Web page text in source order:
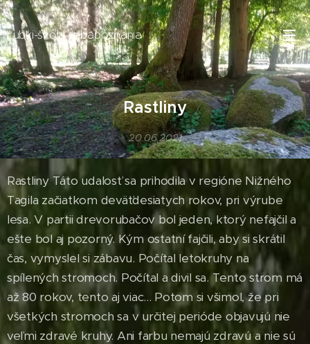
Ľubki-škola sebapoznania
Rastliny
20.06.2021
Rastliny Táto udalosť sa prihodila v regióne Nižného
Tagila začiatkom deväťdesiatych rokov, pri výrube
lesa. V partii drevorubačov bol jeden, ktorý nefajčil a
ešte bol aj pozorný. Kým ostatní fajčili, aby si skrátil
čas, vymyslel si zábavu. Počítal letokruhy na
spílených stromoch. Počítal a divil sa. Tento strom má
až 80 rokov, tento aj viac... Potom si všimol, že pri
všetkých stromoch sa v určitej perióde objavujú nie
veľmi zdravé kruhy. Ani farbu nemajú zdravú a nie sú